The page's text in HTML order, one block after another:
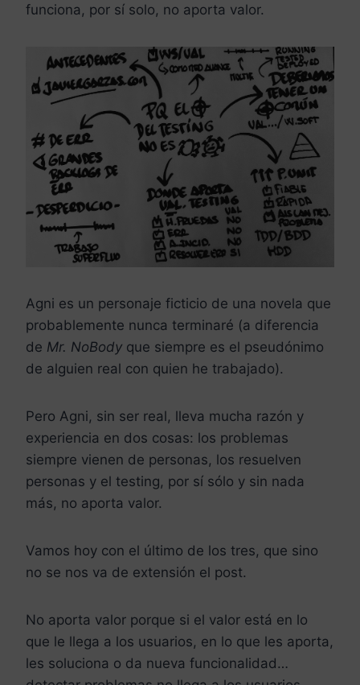
funciona, por sí solo, no aporta valor.
Agni es un personaje ficticio de una novela que
probablemente nunca terminaré (a diferencia
de Mr. NoBody que siempre es el pseudónimo
de alguien real con quien he trabajado).
Pero Agni, sin ser real, lleva mucha razón y
experiencia en dos cosas: los problemas
siempre vienen de personas, los resuelven
personas y el testing, por sí sólo y sin nada
más, no aporta valor.
Vamos hoy con el último de los tres, que sino
no se nos va de extensión el post.
No aporta valor porque si el valor está en lo
que le llega a los usuarios, en lo que les aporta,
les soluciona o da nueva funcionalidad…